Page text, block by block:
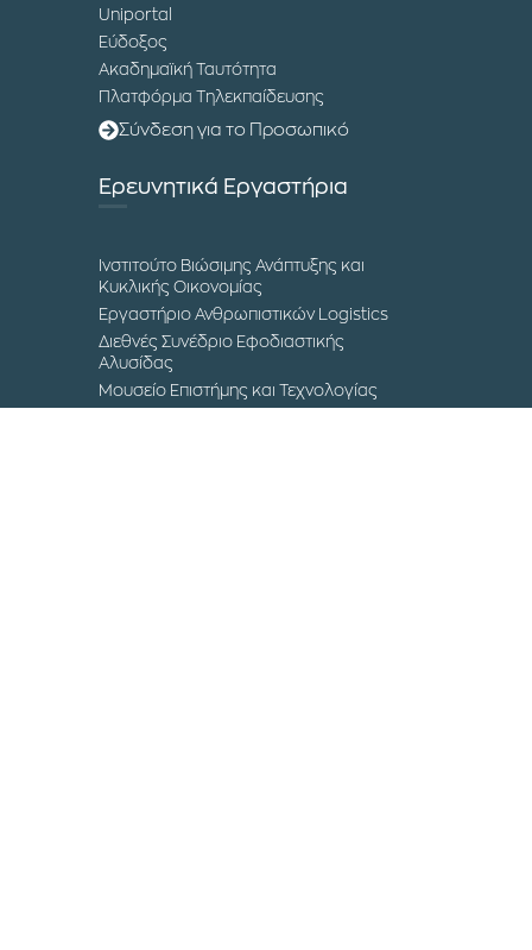
Uniportal
Εύδοξος
Ακαδημαϊκή Ταυτότητα
Πλατφόρμα Τηλεκπαίδευσης
Σύνδεση για το Προσωπικό
Ερευνητικά Εργαστήρια
Ινστιτούτο Βιώσιμης Ανάπτυξης και
Κυκλικής Οικονομίας
Εργαστήριο Ανθρωπιστικών Logistics
Διεθνές Συνέδριο Εφοδιαστικής
Αλυσίδας
Μουσείο Επιστήμης και Τεχνολογίας